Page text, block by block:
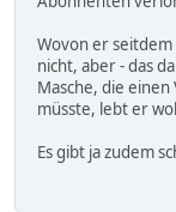
Wovon er
nicht, aber - das
Masche, die
müsste, lebt er
Es gibt ja zudem